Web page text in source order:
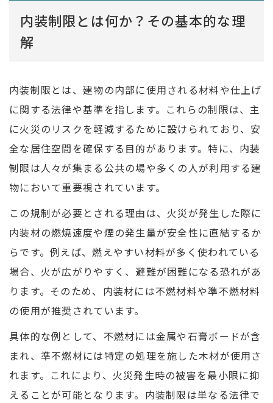
内装制限とは何か？その基本的な理
解
内装制限とは、建物の内部に使用される材料や仕上げ
に関する法律や基準を指します。これらの制限は、主
に火災のリスクを軽減するために設けられており、安
全な居住空間を確保する目的があります。特に、内装
制限は人々が集まる公共の場や多くの人が利用する建
物において重要視されています。
この規制が必要とされる理由は、火災が発生した際に
内装材の燃焼速度や煙の発生量が安全性に直結するか
らです。例えば、燃えやすい材料が多く使われている
場合、火が広がりやすく、避難が困難になる恐れがあ
ります。そのため、内装材には不燃材料や準不燃材料
の使用が推奨されています。
具体的な例として、不燃材には金属や石膏ボードが含
まれ、準不燃材には特定の処理を施した木材が使用さ
れます。これにより、火災発生時の被害を最小限に抑
えることが可能となります。内装制限は単なる法律で